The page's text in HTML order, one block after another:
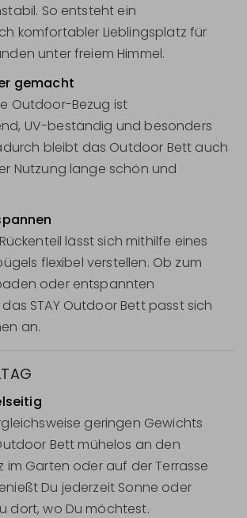
So entsteht ein
komfortabler Lieblingsplatz für
unter freiem Himmel.
gemacht
Outdoor-Bezug ist
UV-beständig und besonders
bleibt das Outdoor Bett auch
Nutzung lange schön und
lässt sich mithilfe eines
flexibel verstellen. Ob zum
oder entspannten
STAY Outdoor Bett passt sich
an.
geringen Gewichts
Bett mühelos an den
im Garten oder auf der Terrasse
Du jederzeit Sonne oder
dort, wo Du möchtest.